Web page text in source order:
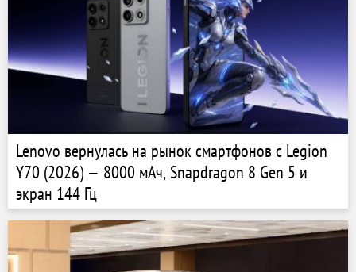
Lenovo вернулась на рынок смартфонов с Legion
Y70 (2026) — 8000 мАч, Snapdragon 8 Gen 5 и
экран 144 Гц